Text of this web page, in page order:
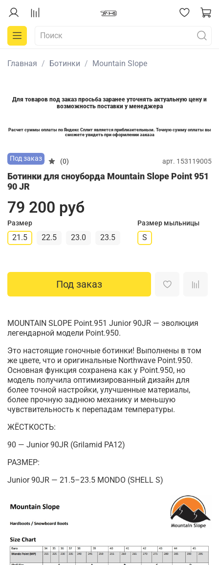
Главная Ботинки Mountain Slope
Для товаров под заказ просьба заранее уточнять актуальную цену и
возможность поставки у менеджера
Расчет суммы оплаты по Яндекс Сплит является приблизительным. Точную сумму оплаты вы
сможете увидеть при оформлении заказа
Под заказ (0) арт. 153119005
Ботинки для сноуборда Mountain Slope Point 951
90 JR
79 200 руб
Размер
21.5 22.5 23.0 23.5
Размер мыльницы
S
Под заказ
MOUNTAIN SLOPE Point.951 Junior 90JR — эволюция
легендарной модели Point.950.
Это настоящие гоночные ботинки! Выполнены в том
же цвете, что и оригинальные Northwave Point.950.
Основная функция сохранена как у Point.950, но
модель получила оптимизированный дизайн для
более точной настройки, улучшенные материалы,
более прочную заднюю механику и меньшую
чувствительность к перепадам температуры.
ЖЁСТКОСТЬ:
90 — Junior 90JR (Grilamid PA12)
РАЗМЕР:
Junior 90JR — 21.5–23.5 MONDO (SHELL S)